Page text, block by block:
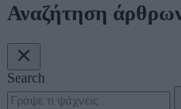
Αναζήτηση
Search